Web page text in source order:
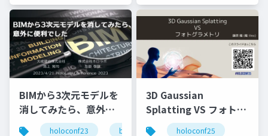
BIMから3次元モデルを
消してみたら、意外に
便利でしたholoconf23 bim
3D Gaussian
Splatting VS フォトグ
ラメトリholoconf25